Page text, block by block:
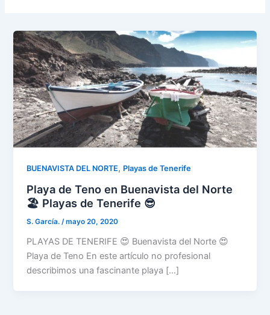
BUENAVISTA DEL NORTE, Playas de Tenerife
Playa de Teno en Buenavista del Norte
🏖️ Playas de Tenerife 😎
S. García. /mayo 20, 2020
PLAYAS DE TENERIFE 😍 Buenavista del Norte 😍
Playa de Teno En este artículo no profesional
describimos una fascinante playa […]